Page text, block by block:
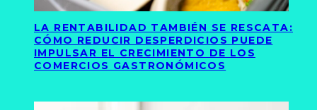
LA RENTABILIDAD TAMBIÉN SE RESCATA:
CÓMO REDUCIR DESPERDICIOS PUEDE
IMPULSAR EL CRECIMIENTO DE LOS
COMERCIOS GASTRONÓMICOS